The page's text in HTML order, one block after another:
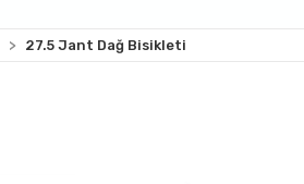
27.5 Jant Dağ Bisikleti